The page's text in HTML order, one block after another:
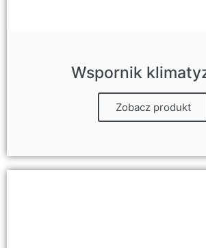
Wspornik
Zobacz produkt